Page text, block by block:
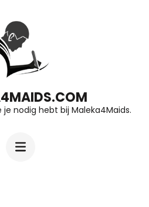
nodig hebt bij Maleka4Maids.